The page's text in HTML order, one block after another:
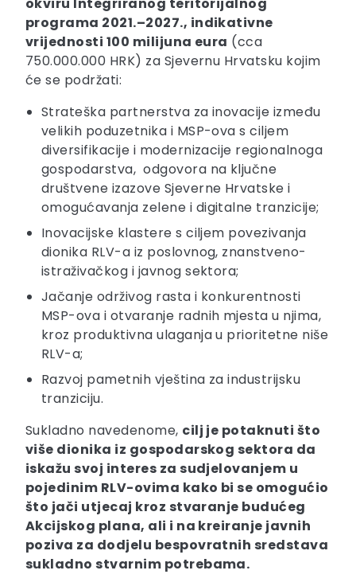
okviru Integriranog teritorijalnog
programa 2021.–2027., indikativne
vrijednosti 100 milijuna eura (cca
750.000.000 HRK) za Sjevernu Hrvatsku kojim
će se podržati:
Strateška partnerstva za inovacije između
velikih poduzetnika i MSP-ova s ciljem
diversifikacije i modernizacije regionalnoga
gospodarstva, odgovora na ključne
društvene izazove Sjeverne Hrvatske i
omogućavanja zelene i digitalne tranzicije;
Inovacijske klastere s ciljem povezivanja
dionika RLV-a iz poslovnog, znanstveno-
istraživačkog i javnog sektora;
Jačanje održivog rasta i konkurentnosti
MSP-ova i otvaranje radnih mjesta u njima,
kroz produktivna ulaganja u prioritetne niše
RLV-a;
Razvoj pametnih vještina za industrijsku
tranziciju.
Sukladno navedenome, cilj je potaknuti što
više dionika iz gospodarskog sektora da
iskažu svoj interes za sudjelovanjem u
pojedinim RLV-ovima kako bi se omogućio
što jači utjecaj kroz stvaranje budućeg
Akcijskog plana, ali i na kreiranje javnih
poziva za dodjelu bespovratnih sredstava
sukladno stvarnim potrebama.